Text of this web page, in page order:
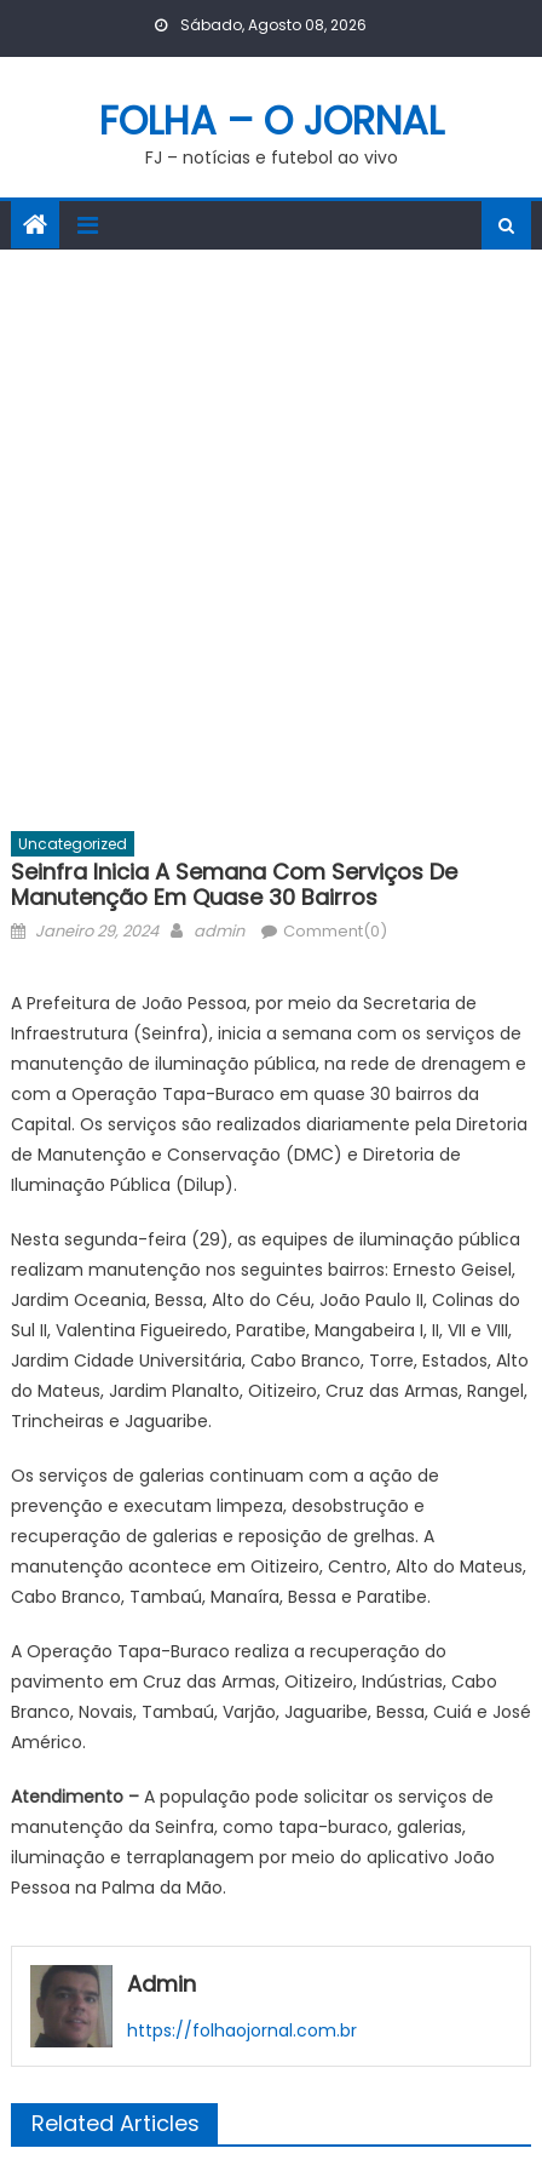
Sábado, Agosto 08, 2026
FOLHA – O JORNAL
FJ – notícias e futebol ao vivo
Uncategorized
Seinfra Inicia A Semana Com Serviços De
Manutenção Em Quase 30 Bairros
Posted
Janeiro 29, 2024 Author
admin Comment(0)
A Prefeitura de João Pessoa, por meio da Secretaria de
Infraestrutura (Seinfra), inicia a semana com os serviços de
manutenção de iluminação pública, na rede de drenagem e
com a Operação Tapa-Buraco em quase 30 bairros da
Capital. Os serviços são realizados diariamente pela Diretoria
de Manutenção e Conservação (DMC) e Diretoria de
Iluminação Pública (Dilup).
Nesta segunda-feira (29), as equipes de iluminação pública
realizam manutenção nos seguintes bairros: Ernesto Geisel,
Jardim Oceania, Bessa, Alto do Céu, João Paulo II, Colinas do
Sul II, Valentina Figueiredo, Paratibe, Mangabeira I, II, VII e VIII,
Jardim Cidade Universitária, Cabo Branco, Torre, Estados, Alto
do Mateus, Jardim Planalto, Oitizeiro, Cruz das Armas, Rangel,
Trincheiras e Jaguaribe.
Os serviços de galerias continuam com a ação de
prevenção e executam limpeza, desobstrução e
recuperação de galerias e reposição de grelhas. A
manutenção acontece em Oitizeiro, Centro, Alto do Mateus,
Cabo Branco, Tambaú, Manaíra, Bessa e Paratibe.
A Operação Tapa-Buraco realiza a recuperação do
pavimento em Cruz das Armas, Oitizeiro, Indústrias, Cabo
Branco, Novais, Tambaú, Varjão, Jaguaribe, Bessa, Cuiá e José
Américo.
Atendimento – A população pode solicitar os serviços de
manutenção da Seinfra, como tapa-buraco, galerias,
iluminação e terraplanagem por meio do aplicativo João
Pessoa na Palma da Mão.
Admin
https://folhaojornal.com.br
Related Articles